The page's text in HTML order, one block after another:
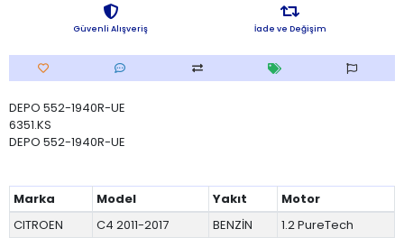
Güvenli Alışveriş İade ve Değişim
DEPO 552-1940R-UE
6351.KS
DEPO 552-1940R-UE
Marka Model Yakıt
Motor
CITROEN
C4 2011-2017 BENZİN
1.2 PureTech